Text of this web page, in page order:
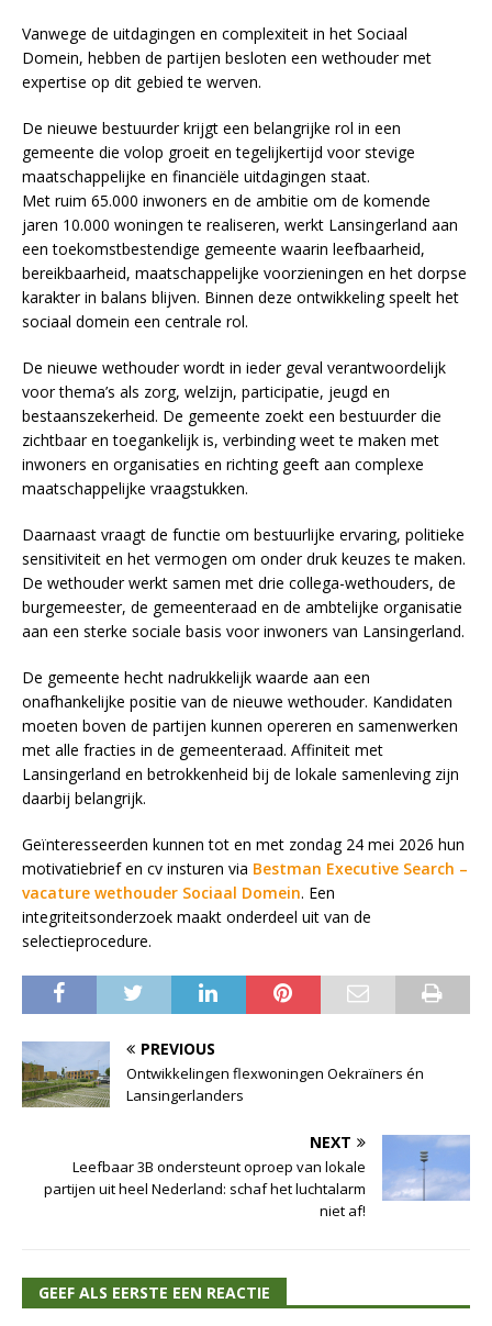
Vanwege de uitdagingen en complexiteit in het Sociaal
Domein, hebben de partijen besloten een wethouder met
expertise op dit gebied te werven.
De nieuwe bestuurder krijgt een belangrijke rol in een
gemeente die volop groeit en tegelijkertijd voor stevige
maatschappelijke en financiële uitdagingen staat.
Met ruim 65.000 inwoners en de ambitie om de komende
jaren 10.000 woningen te realiseren, werkt Lansingerland aan
een toekomstbestendige gemeente waarin leefbaarheid,
bereikbaarheid, maatschappelijke voorzieningen en het dorpse
karakter in balans blijven. Binnen deze ontwikkeling speelt het
sociaal domein een centrale rol.
De nieuwe wethouder wordt in ieder geval verantwoordelijk
voor thema’s als zorg, welzijn, participatie, jeugd en
bestaanszekerheid. De gemeente zoekt een bestuurder die
zichtbaar en toegankelijk is, verbinding weet te maken met
inwoners en organisaties en richting geeft aan complexe
maatschappelijke vraagstukken.
Daarnaast vraagt de functie om bestuurlijke ervaring, politieke
sensitiviteit en het vermogen om onder druk keuzes te maken.
De wethouder werkt samen met drie collega-wethouders, de
burgemeester, de gemeenteraad en de ambtelijke organisatie
aan een sterke sociale basis voor inwoners van Lansingerland.
De gemeente hecht nadrukkelijk waarde aan een
onafhankelijke positie van de nieuwe wethouder. Kandidaten
moeten boven de partijen kunnen opereren en samenwerken
met alle fracties in de gemeenteraad. Affiniteit met
Lansingerland en betrokkenheid bij de lokale samenleving zijn
daarbij belangrijk.
Geïnteresseerden kunnen tot en met zondag 24 mei 2026 hun
motivatiebrief en cv insturen via Bestman Executive Search –
vacature wethouder Sociaal Domein. Een
integriteitsonderzoek maakt onderdeel uit van de
selectieprocedure.
PREVIOUS
Ontwikkelingen flexwoningen Oekraïners én
Lansingerlanders
NEXT
Leefbaar 3B ondersteunt oproep van lokale
partijen uit heel Nederland: schaf het luchtalarm
niet af!
GEEF ALS EERSTE EEN REACTIE